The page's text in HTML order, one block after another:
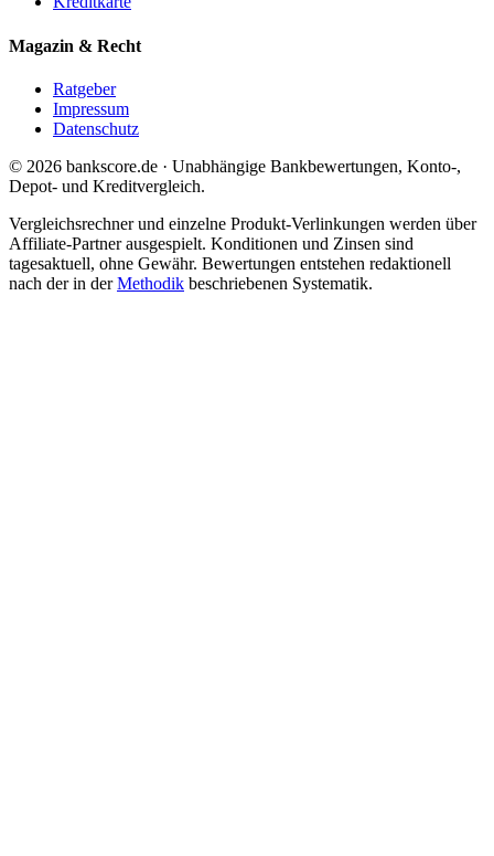
Magazin & Recht
Ratgeber
Impressum
Datenschutz
© 2026 bankscore.de · Unabhängige Bankbewertungen, Konto-,
Depot- und Kreditvergleich.
Vergleichsrechner und einzelne Produkt-Verlinkungen werden über
Affiliate-Partner ausgespielt. Konditionen und Zinsen sind
tagesaktuell, ohne Gewähr. Bewertungen entstehen redaktionell
nach der in derMethodik beschriebenen Systematik.